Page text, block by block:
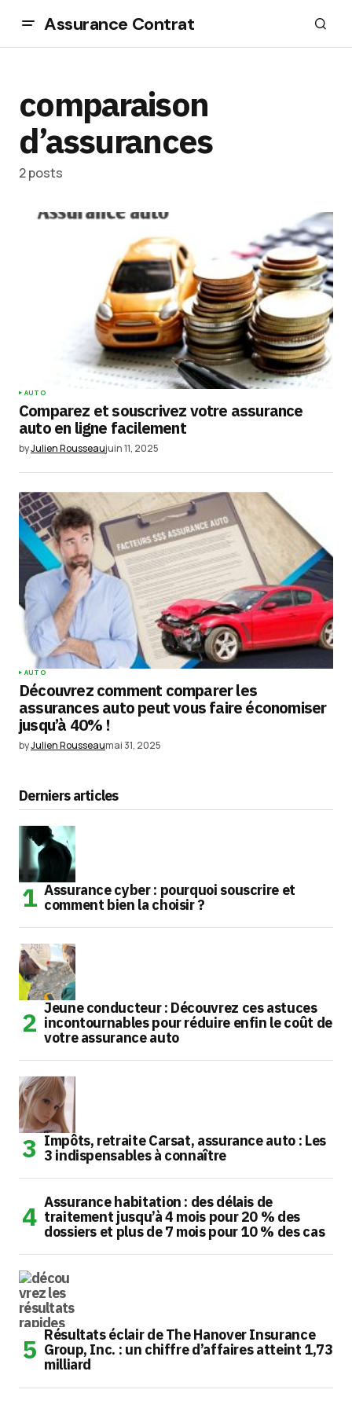
Assurance Contrat
comparaison
d’assurances
2 posts
AUTO
Comparez et souscrivez votre assurance
auto en ligne facilement
byJulien Rousseaujuin 11, 2025
AUTO
Découvrez comment comparer les
assurances auto peut vous faire économiser
jusqu’à 40% !
byJulien Rousseaumai 31, 2025
Derniers articles
Assurance cyber : pourquoi souscrire et
comment bien la choisir ?
Jeune conducteur : Découvrez ces astuces
incontournables pour réduire enfin le coût de
votre assurance auto
Impôts, retraite Carsat, assurance auto : Les
3 indispensables à connaître
Assurance habitation : des délais de
traitement jusqu’à 4 mois pour 20 % des
dossiers et plus de 7 mois pour 10 % des cas
Résultats éclair de The Hanover Insurance
Group, Inc. : un chiffre d’affaires atteint 1,73
milliard